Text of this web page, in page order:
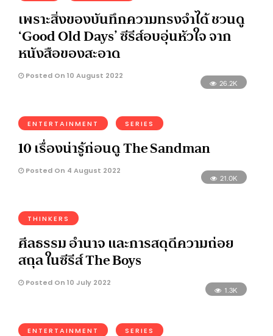
เพราะสิ่งของบันทึกความทรงจำได้ ชวนดู
‘Good Old Days’ ซีรีส์อบอุ่นหัวใจ จาก
หนังสือของสะอาด
Posted On 10 August 2022
26.2K
ENTERTAINMENT SERIES
10 เรื่องน่ารู้ก่อนดู The Sandman
Posted On 4 August 2022
21.0K
THINKERS
ศีลธรรม อำนาจ และการสดุดีความถ่อย
สถุล ในซีรีส์ The Boys
Posted On 10 July 2022
1.3K
ENTERTAINMENT SERIES